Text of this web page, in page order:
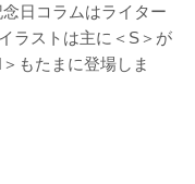
日コラムはライター
ラストは主に＜S＞が
もたまに登場しま